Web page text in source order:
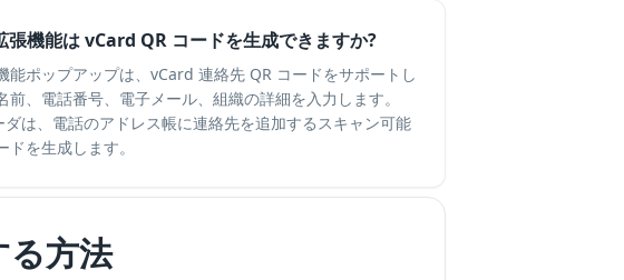
機能は vCard QR コードを生成できますか?
能ポップアップは、vCard 連絡先 QR コードをサポートし
前、電話番号、電子メール、組織の詳細を入力します。
ダは、電話のアドレス帳に連絡先を追加するスキャン可能
ドを生成します。
方法